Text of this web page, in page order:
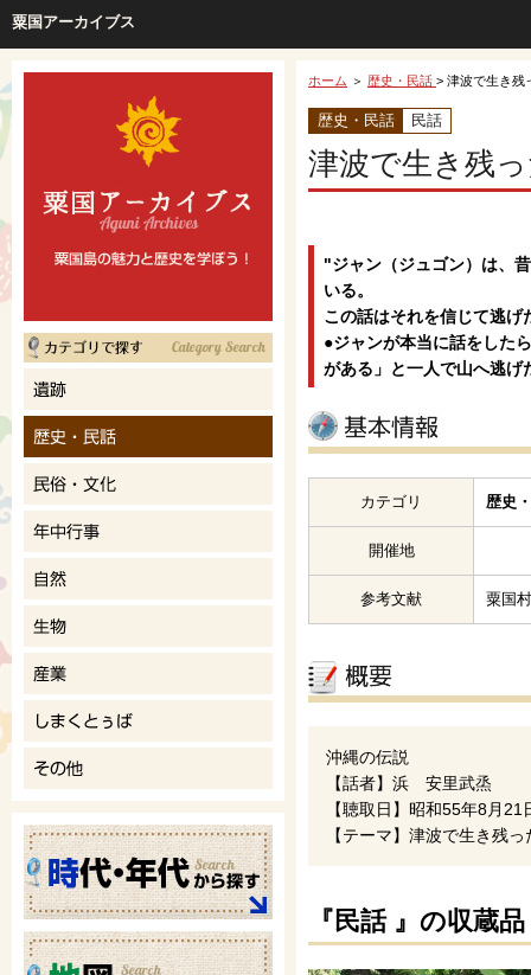
粟国アーカイブス
ホーム ＞ 歴史・民話 > 津波で生き残
歴史・民話 民話
津波で生き残
"ジャン（ジュゴン）は、
いる。
この話はそれを信じて逃
●ジャンが本当に話をした
がある」と一人で山へ逃
カテゴリ 歴史
開催地
参考文献 粟国
沖縄の伝説
【話者】浜 安里武烝
【聴取日】昭和55年8月21
【テーマ】津波で生き残
『民話 』の収蔵品